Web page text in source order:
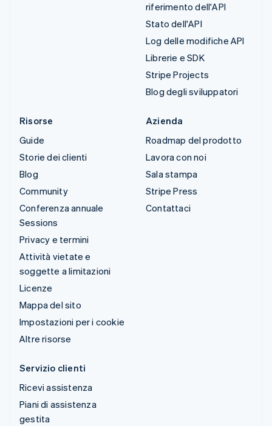
riferimento dell'API
Stato dell'API
Log delle modifiche API
Librerie e SDK
Stripe Projects
Blog degli sviluppatori
Risorse
Guide
Storie dei clienti
Blog
Community
Conferenza annuale
Sessions
Privacy e termini
Attività vietate e
soggette a limitazioni
Licenze
Mappa del sito
Impostazioni per i cookie
Altre risorse
Azienda
Roadmap del prodotto
Lavora con noi
Sala stampa
Stripe Press
Contattaci
Servizio clienti
Ricevi assistenza
Piani di assistenza
gestita